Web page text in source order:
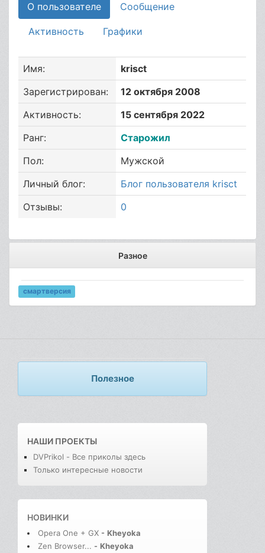
О пользователе Сообщение
Активность Графики
Имя:
krisct
Зарегистрирован:
12 октября 2008
Активность:
15 сентября 2022
Ранг:
Старожил
Пол:
Мужской
Личный блог:
Блог пользователя krisct
Отзывы:
0
Разное
смартверсия
Полезное
НАШИ ПРОЕКТЫ
DVPrikol - Все приколы здесь
Только интересные новости
НОВИНКИ
Opera One + GX - Kheyoka
Zen Browser... - Kheyoka